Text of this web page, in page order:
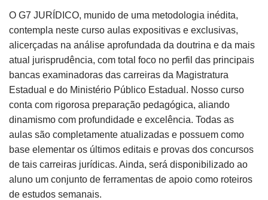
O G7 JURÍDICO, munido de uma metodologia inédita,
contempla neste curso aulas expositivas e exclusivas,
alicerçadas na análise aprofundada da doutrina e da mais
atual jurisprudência, com total foco no perfil das principais
bancas examinadoras das carreiras da Magistratura
Estadual e do Ministério Público Estadual. Nosso curso
conta com rigorosa preparação pedagógica, aliando
dinamismo com profundidade e excelência. Todas as
aulas são completamente atualizadas e possuem como
base elementar os últimos editais e provas dos concursos
de tais carreiras jurídicas. Ainda, será disponibilizado ao
aluno um conjunto de ferramentas de apoio como roteiros
de estudos semanais.